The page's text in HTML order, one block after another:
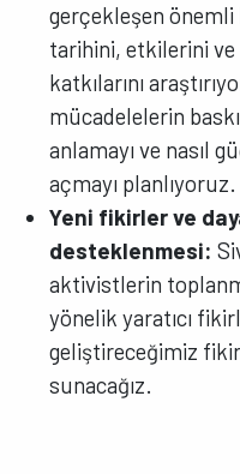
gerçekleşen
tarihini, etkilerini
katkılarını
mücadelelerin
anlamayı ve nasıl
açmayı planlıyoruz.
Yeni fikirler ve
desteklenmesi:
aktivistlerin
yönelik yaratıcı
geliştireceğimiz
sunacağız.